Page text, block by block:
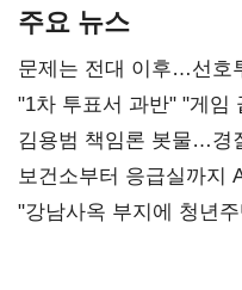
주요 뉴스
문제는 전대 이후…선호
불복'
"1차 투표서 과반" "게
김용범 책임론 봇물…경
보건소부터 응급실까지
"강남사옥 부지에 청년